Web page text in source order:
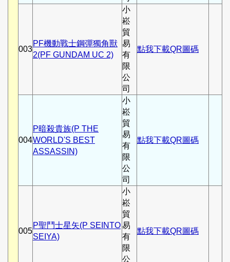
003
PF機動戰士鋼彈獨角獸
2(PF GUNDAM UC 2)
小
崧
貿
易
有
限
公
司
點我下載QR圖碼
004
P暗殺貴族(P THE
WORLD'S BEST
ASSASSIN)
小
崧
貿
易
有
限
公
司
點我下載QR圖碼
005
P聖鬥士星矢(P SEINTO
SEIYA)
小
崧
貿
易
有
限
公
點我下載QR圖碼